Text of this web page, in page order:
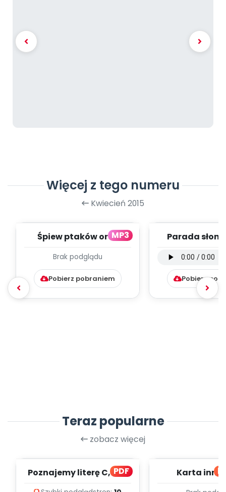
Więcej z tego numeru
Kwiecień 2015
MP3
Śpiew ptaków oraz
Brak podglądu
Pobierz pobraniem
Parada słoni
mp3)
Pobierz
Teraz popularne
zobacz więcej
PDF
Poznajemy literę C, cz. 1
Karta